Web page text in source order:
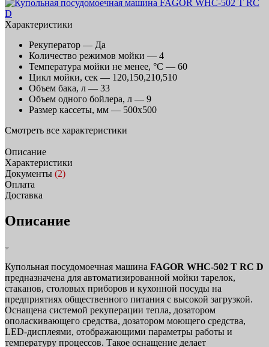
Характеристики
Рекуператор — Да
Количество режимов мойки — 4
Температура мойки не менее, °С — 60
Цикл мойки, сек — 120,150,210,510
Объем бака, л — 33
Объем одного бойлера, л — 9
Размер кассеты, мм — 500х500
Смотреть все характеристики
Описание
Характеристики
Документы (2)
Оплата
Доставка
Описание
Купольная посудомоечная машина FAGOR WHC-502 T RC D
предназначена для автоматизированной мойки тарелок,
стаканов, столовых приборов и кухонной посуды на
предприятиях общественного питания с высокой загрузкой.
Оснащена системой рекуперации тепла, дозатором
ополаскивающего средства, дозатором моющего средства,
LED-дисплеями, отображающими параметры работы и
температуру процессов. Такое оснащение делает